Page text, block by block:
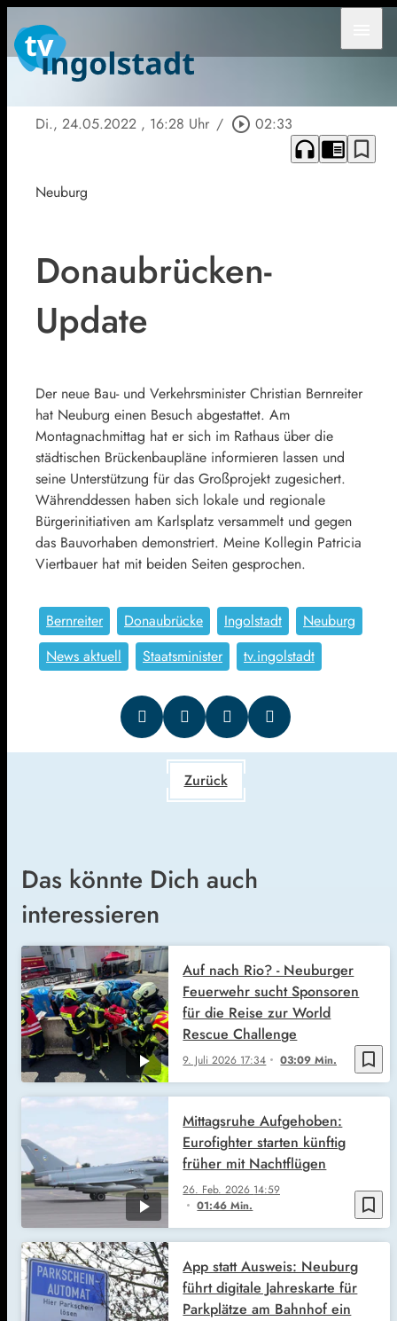
Di., 24.05.2022 , 16:28 Uhr / play_circle_outline 02:33
headphones chrome_reader_mode bookmark_border
Neuburg
Donaubrücken-
Update
Der neue Bau- und Verkehrsminister Christian Bernreiter
hat Neuburg einen Besuch abgestattet. Am
Montagnachmittag hat er sich im Rathaus über die
städtischen Brückenbaupläne informieren lassen und
seine Unterstützung für das Großprojekt zugesichert.
Währenddessen haben sich lokale und regionale
Bürgerinitiativen am Karlsplatz versammelt und gegen
das Bauvorhaben demonstriert. Meine Kollegin Patricia
Viertbauer hat mit beiden Seiten gesprochen.
Bernreiter Donaubrücke Ingolstadt
Neuburg
News aktuell
Staatsminister tv.ingolstadt
Zurück
Das könnte Dich auch
interessieren
bookmark_border
9. Juli 2026 17:34 03:09 Min.
Auf nach Rio? - Neuburger
Feuerwehr sucht Sponsoren
für die Reise zur World
Rescue Challenge
bookmark_border
26. Feb. 2026 14:59
01:46 Min.
Mittagsruhe Aufgehoben:
Eurofighter starten künftig
früher mit Nachtflügen
App statt Ausweis: Neuburg
führt digitale Jahreskarte für
Parkplätze am Bahnhof ein